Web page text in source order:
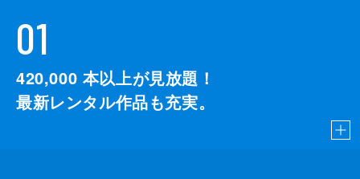
01
420,000 本以上が見放題！
最新レンタル作品も充実。